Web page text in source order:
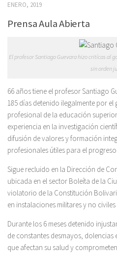
ENERO, 2019
Prensa Aula Abierta
El profesor Santiago Guevara hizo critícas al
sin orden
66 años tiene el profesor Santiago
185 días detenido ilegalmente por
profesional de la educación
experiencia en la investigación
difusión de valores y formación
profesionales útiles para el
Sigue recluido en la Dirección de
ubicada en el sector Boleíta de la
violatorio de la Constitución
en instalaciones militares y no
Durante los 6 meses detenido
de constantes desmayos, dolencias
que afectan su salud y